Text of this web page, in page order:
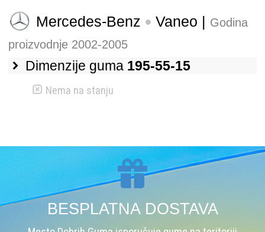
Mercedes-Benz Vaneo | Godina
proizvodnje 2002-2005
Dimenzije guma 195-55-15
Nema na stanju
BESPLATNA DOSTAVA